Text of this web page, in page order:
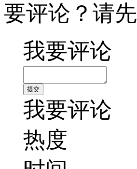
要评论？请先
我要评论
我要评论
热度